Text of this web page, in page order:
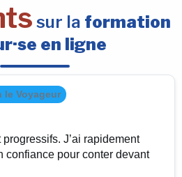
sur la formation
en ligne
le Voyageur
J’ai rapidement
confiance pour conter devant